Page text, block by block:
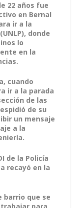
22 años fue
en Bernal
ir a la
donde
lo
en la
cuando
ir a la parada
de las
de su
un mensaje
a la
de la Policía
recayó en la
barrio que se